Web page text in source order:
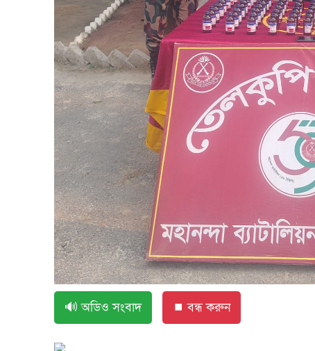
🔊 অডিও সংবাদ ⏹ বন্ধ করুন